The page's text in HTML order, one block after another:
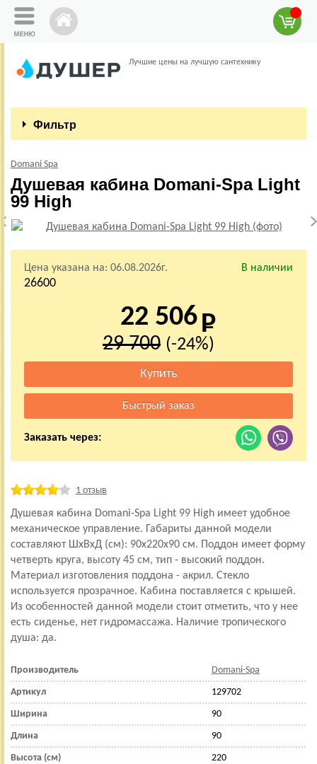
Лучшие цены на лучшую сантехнику
Фильтр
Domani Spa
Душевая кабина Domani-Spa Light
99 High
Цена указана на: 06.08.2026г. В наличии
26600
22 506
29 700 (-24%)
Заказать через:
1 отзыв
Душевая кабина Domani-Spa Light 99 High имеет удобное
механическое управление. Габариты данной модели
составляют ШхВхД (см): 90x220x90 см. Поддон имеет форму
четверть круга, высоту 45 см, тип - высокий поддон.
Материал изготовления поддона - акрил. Стекло
используется прозрачное. Кабина поставляется с крышей.
Из особенностей данной модели стоит отметить, что у нее
есть сиденье, нет гидромассажа. Наличие тропического
душа: да.
Производитель Domani-Spa
Артикул 129702
Ширина 90
Длина 90
Высота (см) 220